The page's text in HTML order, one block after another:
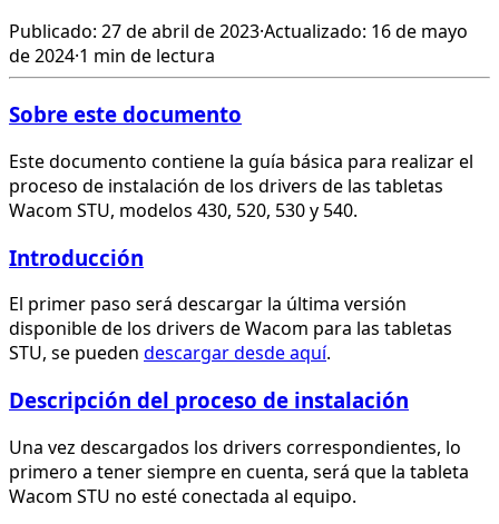
Publicado: 27 de abril de 2023·Actualizado: 16 de mayo
de 2024·1 min de lectura
Sobre este documento
Este documento contiene la guía básica para realizar el
proceso de instalación de los drivers de las tabletas
Wacom STU, modelos 430, 520, 530 y 540.
Introducción
El primer paso será descargar la última versión
disponible de los drivers de Wacom para las tabletas
STU, se pueden descargar desde aquí.
Descripción del proceso de instalación
Una vez descargados los drivers correspondientes, lo
primero a tener siempre en cuenta, será que la tableta
Wacom STU no esté conectada al equipo.